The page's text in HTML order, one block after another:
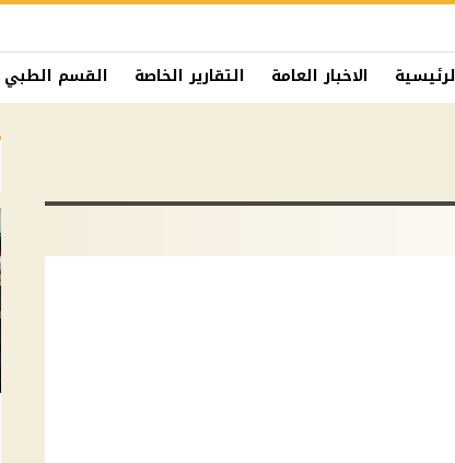
الاخبار العامة التقارير الخاصة القسم الطبي